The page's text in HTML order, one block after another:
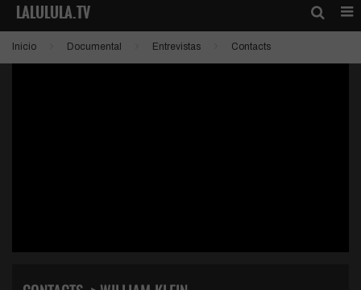
Inicio Documental Entrevistas Contacts